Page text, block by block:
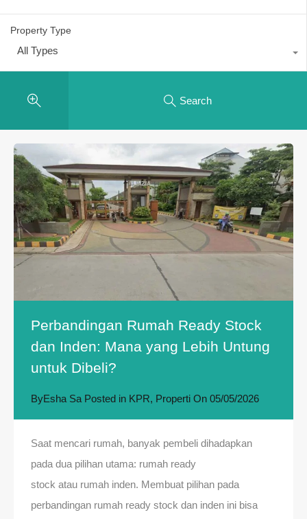
Property Type
All Types
Search
Perbandingan Rumah Ready Stock
dan Inden: Mana yang Lebih Untung
untuk Dibeli?
ByEsha SaPosted in KPR, Properti On 05/05/2026
Saat mencari rumah, banyak pembeli dihadapkan
pada dua pilihan utama: rumah ready
stock atau rumah inden. Membuat pilihan pada
perbandingan rumah ready stock dan inden ini bisa